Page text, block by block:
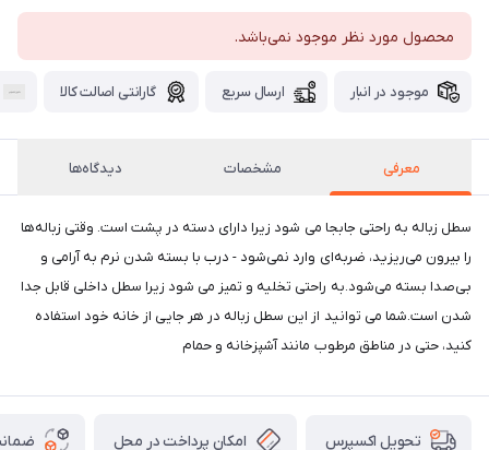
محصول مورد نظر موجود نمی‌باشد.
موجود در انبار ارسال سریع گارانتی اصالت کالا
معرفی مشخصات دیدگاه‌ها
سطل زباله به راحتی جابجا می شود زیرا دارای دسته در پشت است. وقتی زباله‌ها
را بیرون می‌ریزید، ضربه‌ای وارد نمی‌شود - درب با بسته شدن نرم به آرامی و
بی‌صدا بسته می‌شود.به راحتی تخلیه و تمیز می شود زیرا سطل داخلی قابل جدا
شدن است.شما می توانید از این سطل زباله در هر جایی از خانه خود استفاده
کنید، حتی در مناطق مرطوب مانند آشپزخانه و حمام
تحویل اکسپرس امکان پرداخت در محل